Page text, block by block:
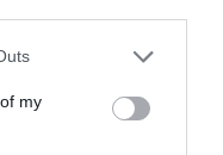
my
je
rakete,